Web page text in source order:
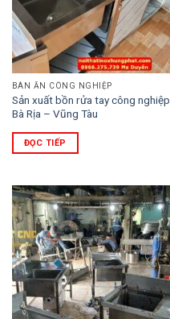
BÀN ĂN CÔNG NGHIỆP
Sản xuất bồn rửa tay công nghiệp
Bà Rịa – Vũng Tàu
ĐỌC TIẾP